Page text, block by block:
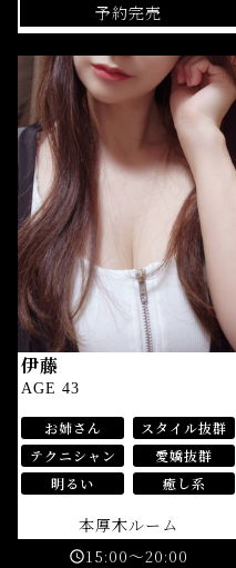
予約完売
伊藤
AGE 43
お姉さん
スタイル抜群
テクニシャン
愛嬌抜群
明るい
癒し系
本厚木ルーム
schedule15:00～20:00